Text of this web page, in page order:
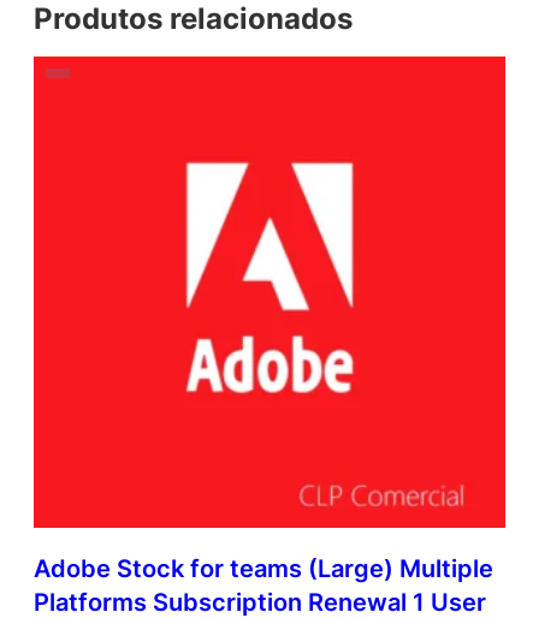
Produtos relacionados
Adobe Stock for teams (Large) Multiple
Platforms Subscription Renewal 1 User